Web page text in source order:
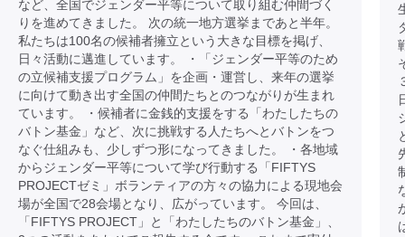
など、全国でジェンダー平等について取り組む仲間づく
りを進めてきました。 次の統一地方選挙まであと半年。
私たちは100名の候補者擁立という大きな目標を掲げ、
日々活動に邁進しています。 ・「ジェンダー平等のため
の立候補支援プログラム」を企画・運営し、来年の選挙
に向けて動き出す全国の仲間たちとのつながりが生まれ
ています。 ・候補者に金銭的支援をする「わたしたちの
バトン基金」など、次に挑戦する人たちへとバトンをつ
なぐ仕組みも、少しずつ形になってきました。 ・各地域
からジェンダー平等について学び行動する「FIFTYS
PROJECTゼミ」ボランティアの方々の協力による現地会
場が全国で28会場となり、広がっています。 今回は、
「FIFTYS PROJECT」と「わたしたちのバトン基金」、